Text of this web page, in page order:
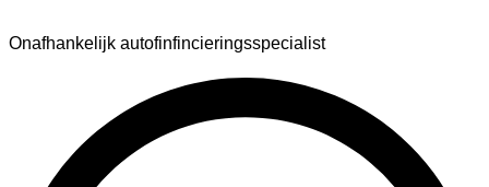
Onafhankelijk autofinfincieringsspecialist